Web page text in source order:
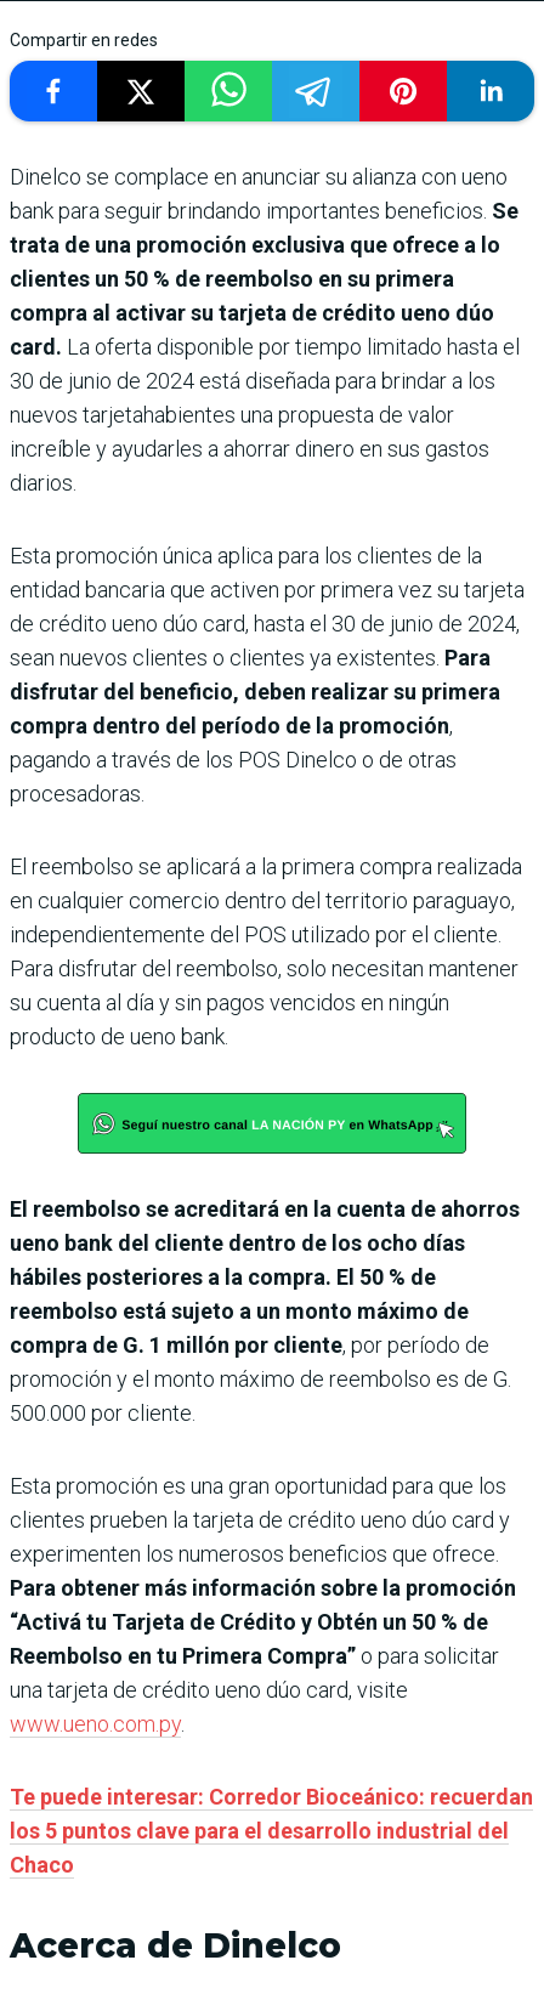
Compartir en redes
Dinelco se complace en anunciar su alianza con ueno
bank para seguir brindando importantes beneficios. Se
trata de una promoción exclusiva que ofrece a lo
clientes un 50 % de reembolso en su primera
compra al activar su tarjeta de crédito ueno dúo
card. La oferta disponible por tiempo limitado hasta el
30 de junio de 2024 está diseñada para brindar a los
nuevos tarjetahabientes una propuesta de valor
increíble y ayudarles a ahorrar dinero en sus gastos
diarios.
Esta promoción única aplica para los clientes de la
entidad bancaria que activen por primera vez su tarjeta
de crédito ueno dúo card, hasta el 30 de junio de 2024,
sean nuevos clientes o clientes ya existentes. Para
disfrutar del beneficio, deben realizar su primera
compra dentro del período de la promoción,
pagando a través de los POS Dinelco o de otras
procesadoras.
El reembolso se aplicará a la primera compra realizada
en cualquier comercio dentro del territorio paraguayo,
independientemente del POS utilizado por el cliente.
Para disfrutar del reembolso, solo necesitan mantener
su cuenta al día y sin pagos vencidos en ningún
producto de ueno bank.
El reembolso se acreditará en la cuenta de ahorros
ueno bank del cliente dentro de los ocho días
hábiles posteriores a la compra. El 50 % de
reembolso está sujeto a un monto máximo de
compra de G. 1 millón por cliente, por período de
promoción y el monto máximo de reembolso es de G.
500.000 por cliente.
Esta promoción es una gran oportunidad para que los
clientes prueben la tarjeta de crédito ueno dúo card y
experimenten los numerosos beneficios que ofrece.
Para obtener más información sobre la promoción
“Activá tu Tarjeta de Crédito y Obtén un 50 % de
Reembolso en tu Primera Compra” o para solicitar
una tarjeta de crédito ueno dúo card, visite
www.ueno.com.py.
Te puede interesar: Corredor Bioceánico: recuerdan
los 5 puntos clave para el desarrollo industrial del
Chaco
Acerca de Dinelco